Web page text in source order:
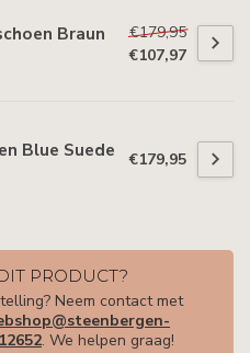
Braun
€179,95
€107,97
Blue Suede €179,95
PRODUCT?
Neem contact met
. We helpen graag!